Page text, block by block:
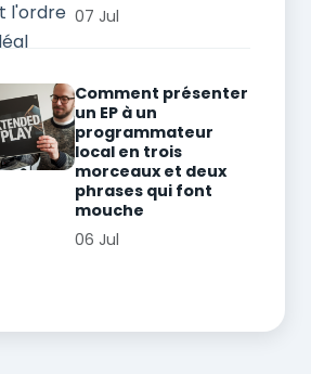
07 Jul
Comment présenter
un EP à un
programmateur
local en trois
morceaux et deux
phrases qui font
mouche
06 Jul